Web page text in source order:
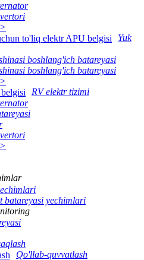
Yuk
boshlang'ich batareyasi
boshlang'ich batareyasi
RV elektr tizimi
batareyasi yechimlari
Qo'llab-quvvatlash